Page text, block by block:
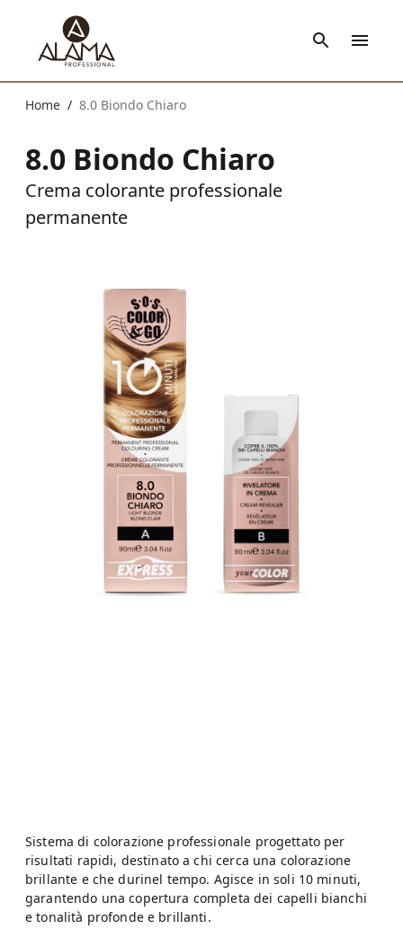
Home / 8.0 Biondo Chiaro
8.0 Biondo Chiaro
Crema colorante professionale
permanente
Sistema di colorazione professionale progettato per
risultati rapidi, destinato a chi cerca una colorazione
brillante e che durinel tempo. Agisce in soli 10 minuti,
garantendo una copertura completa dei capelli bianchi
e tonalità profonde e brillanti.